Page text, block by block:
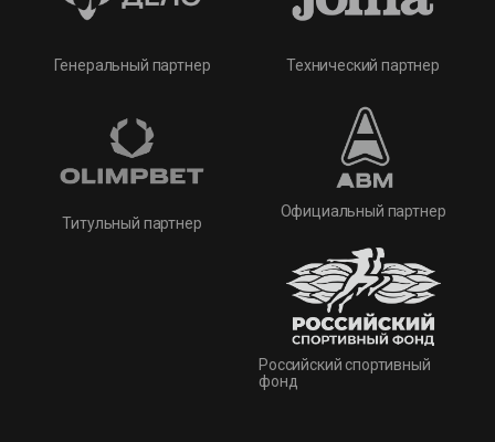
Генеральный партнер
Титульный партнер
Технический партнер
Официальный партнер
Российский спортивный
фонд